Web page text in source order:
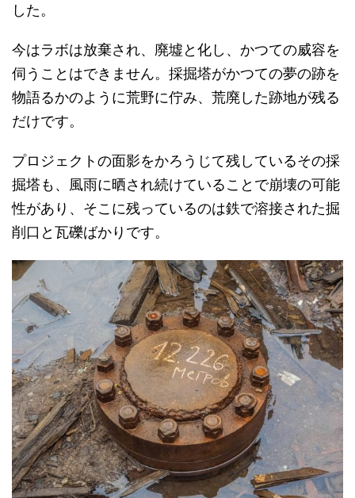
した。
今はラボは放棄され、廃墟と化し、かつての威容を
伺うことはできません。採掘塔がかつての夢の跡を
物語るかのように荒野に佇み、荒廃した跡地が残る
だけです。
プロジェクトの面影をかろうじて残しているその採
掘塔も、風雨に晒され続けていることで崩壊の可能
性があり、そこに残っているのは鉄で溶接された掘
削口と瓦礫ばかりです。